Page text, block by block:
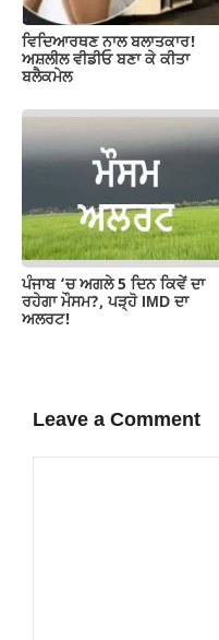
ਵਿਦਿਆਰਥਣ ਨਾਲ ਬਲਾਤਕਾਰ!
ਅਸ਼ਲੀਲ ਵੀਡੀਓ ਬਣਾ ਕੇ ਕੀਤਾ
ਬਲੈਕਮੇਲ
ਪੰਜਾਬ ‘ਚ ਅਗਲੇ 5 ਦਿਨ ਕਿਵੇਂ ਦਾ
ਰਹੇਗਾ ਮੌਸਮ?, ਪੜ੍ਹੋ IMD ਦਾ
ਅਲਰਟ!
Leave a Comment